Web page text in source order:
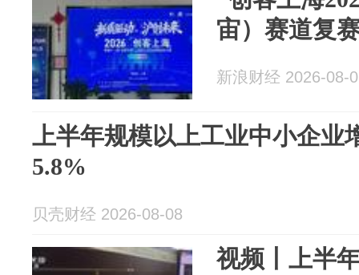
宙）赛道复
新浪财经 2026-08-
上半年规模以上工业中小企业
5.8%
贝壳财经 2026-08-08
视频丨上半